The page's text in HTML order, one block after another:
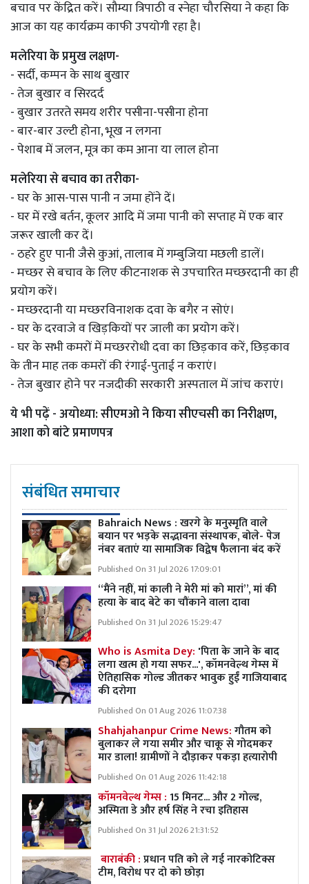
बचाव पर केंद्रित करें। सौम्या त्रिपाठी व स्नेहा चौरसिया ने कहा कि
आज का यह कार्यक्रम काफी उपयोगी रहा है।
मलेरिया के प्रमुख लक्षण-
- सर्दी, कम्पन के साथ बुखार
- तेज बुखार व सिरदर्द
- बुखार उतरते समय शरीर पसीना-पसीना होना
- बार-बार उल्टी होना, भूख न लगना
- पेशाब में जलन, मूत्र का कम आना या लाल होना
मलेरिया से बचाव का तरीका-
- घर के आस-पास पानी न जमा होंने दें।
- घर में रखे बर्तन, कूलर आदि में जमा पानी को सप्ताह में एक बार
जरूर खाली कर दें।
- ठहरे हुए पानी जैसे कुआं, तालाब में गम्बुजिया मछली डालें।
- मच्छर से बचाव के लिए कीटनाशक से उपचारित मच्छरदानी का ही
प्रयोग करें।
- मच्छरदानी या मच्छरविनाशक दवा के बगैर न सोएं।
- घर के दरवाजे व खिड़कियों पर जाली का प्रयोग करें।
- घर के सभी कमरों में मच्छररोधी दवा का छिड़काव करें, छिड़काव
के तीन माह तक कमरों की रंगाई-पुताई न कराएं।
- तेज बुखार होने पर नजदीकी सरकारी अस्पताल में जांच कराएं।
ये भी पढ़ें -अयोध्या: सीएमओ ने किया सीएचसी का निरीक्षण,
आशा को बांटे प्रमाणपत्र
संबंधित समाचार
Bahraich News : खरगे के मनुस्मृति वाले
बयान पर भड़के सद्भावना संस्थापक, बोले- पेज
नंबर बताएं या सामाजिक विद्वेष फैलाना बंद करें
Published On 31 Jul 2026 17:09:01
“मैंने नहीं, मां काली ने मेरी मां को मारां”, मां की
हत्या के बाद बेटे का चौंकाने वाला दावा
Published On 31 Jul 2026 15:29:47
Who is Asmita Dey: 'पिता के जाने के बाद
लगा खत्म हो गया सफर...', कॉमनवेल्थ गेम्स में
ऐतिहासिक गोल्ड जीतकर भावुक हुईं गाजियाबाद
की दरोगा
Published On 01 Aug 2026 11:07:38
Shahjahanpur Crime News:गौतम को
बुलाकर ले गया समीर और चाकू से गोदमकर
मार डाला! ग्रामीणों ने दौड़ाकर पकड़ा हत्यारोपी
Published On 01 Aug 2026 11:42:18
कॉमनवेल्थ गेम्स :15 मिनट... और 2 गोल्ड,
अस्मिता डे और हर्ष सिंह ने रचा इतिहास
Published On 31 Jul 2026 21:31:52
बाराबंकी :प्रधान पति को ले गई नारकोटिक्स
टीम, विरोध पर दो को छोड़ा